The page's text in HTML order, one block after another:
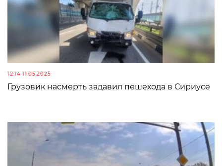
12:14 11.05.2025
Грузовик насмерть задавил пешехода в Сириусе